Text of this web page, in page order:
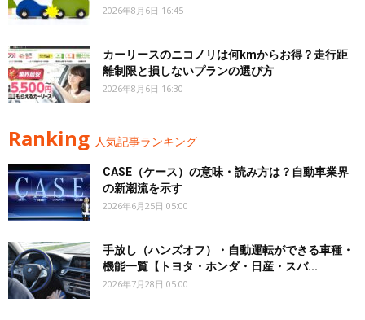
2026年8月6日 16:45
カーリースのニコノリは何kmからお得？走行距
離制限と損しないプランの選び方
2026年8月6日 16:30
Ranking 人気記事ランキング
CASE（ケース）の意味・読み方は？自動車業界
の新潮流を示す
2026年6月25日 05:00
手放し（ハンズオフ）・自動運転ができる車種・
機能一覧【トヨタ・ホンダ・日産・スバ...
2026年7月28日 05:00